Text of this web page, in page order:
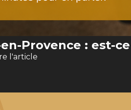
Provence : est-
l'article